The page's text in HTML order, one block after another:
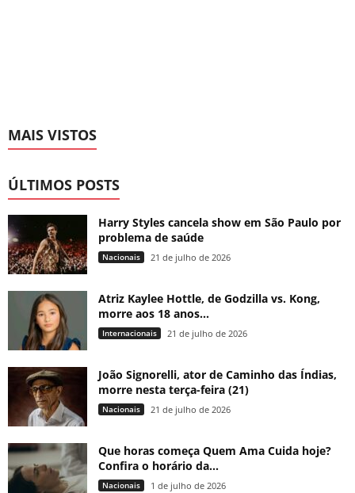
MAIS VISTOS
ÚLTIMOS POSTS
Harry Styles cancela show em São Paulo por
problema de saúde
Nacionais 21 de julho de 2026
Atriz Kaylee Hottle, de Godzilla vs. Kong,
morre aos 18 anos...
Internacionais 21 de julho de 2026
João Signorelli, ator de Caminho das Índias,
morre nesta terça-feira (21)
Nacionais 21 de julho de 2026
Que horas começa Quem Ama Cuida hoje?
Confira o horário da...
Nacionais 1 de julho de 2026